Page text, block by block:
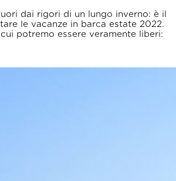
dai rigori di un lungo inverno: è il
le vacanze in barca estate 2022.
potremo essere veramente liberi: